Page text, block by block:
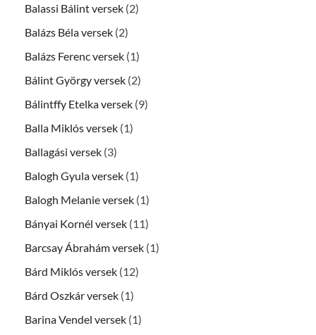
Balassi Bálint versek (2)
Balázs Béla versek (2)
Balázs Ferenc versek (1)
Bálint György versek (2)
Bálintffy Etelka versek (9)
Balla Miklós versek (1)
Ballagási versek (3)
Balogh Gyula versek (1)
Balogh Melanie versek (1)
Bányai Kornél versek (11)
Barcsay Ábrahám versek (1)
Bárd Miklós versek (12)
Bárd Oszkár versek (1)
Barina Vendel versek (1)